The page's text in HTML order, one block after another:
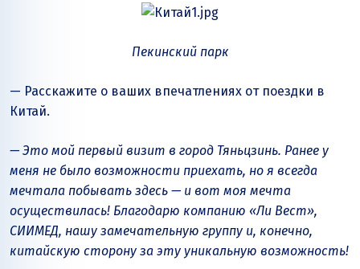
Пекинский парк
— Расскажите о ваших впечатлениях от поездки в
Китай.
— Это мой первый визит в город Тяньцзинь. Ранее у
меня не было возможности приехать, но я всегда
мечтала побывать здесь — и вот моя мечта
осуществилась! Благодарю компанию «Ли Вест»,
СИИМЕД, нашу замечательную группу и, конечно,
китайскую сторону за эту уникальную возможность!